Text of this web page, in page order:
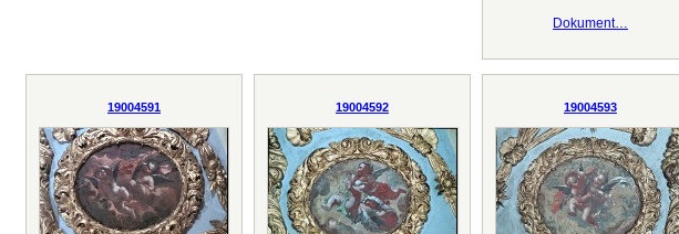
Dokument…
19004591 19004592 19004593